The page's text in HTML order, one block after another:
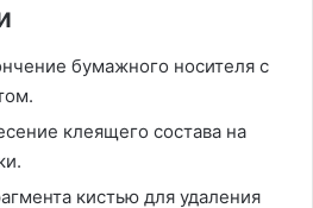
бумажного носителя с
клеящего состава на
кистью для удаления